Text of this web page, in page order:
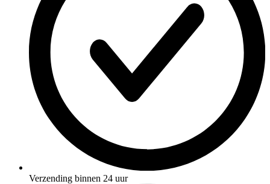
Verzending binnen 24 uur